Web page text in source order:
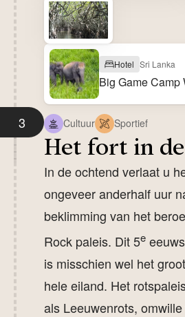
Hotel Sri Lanka
Big Game Camp
3 Cultuur Sportief
Het fort in
In de ochtend verlaat u
ongeveer anderhalf uur
beklimming van het
Rock paleis. Dit 5e
is misschien wel het
hele eiland. Het
als Leeuwenrots,